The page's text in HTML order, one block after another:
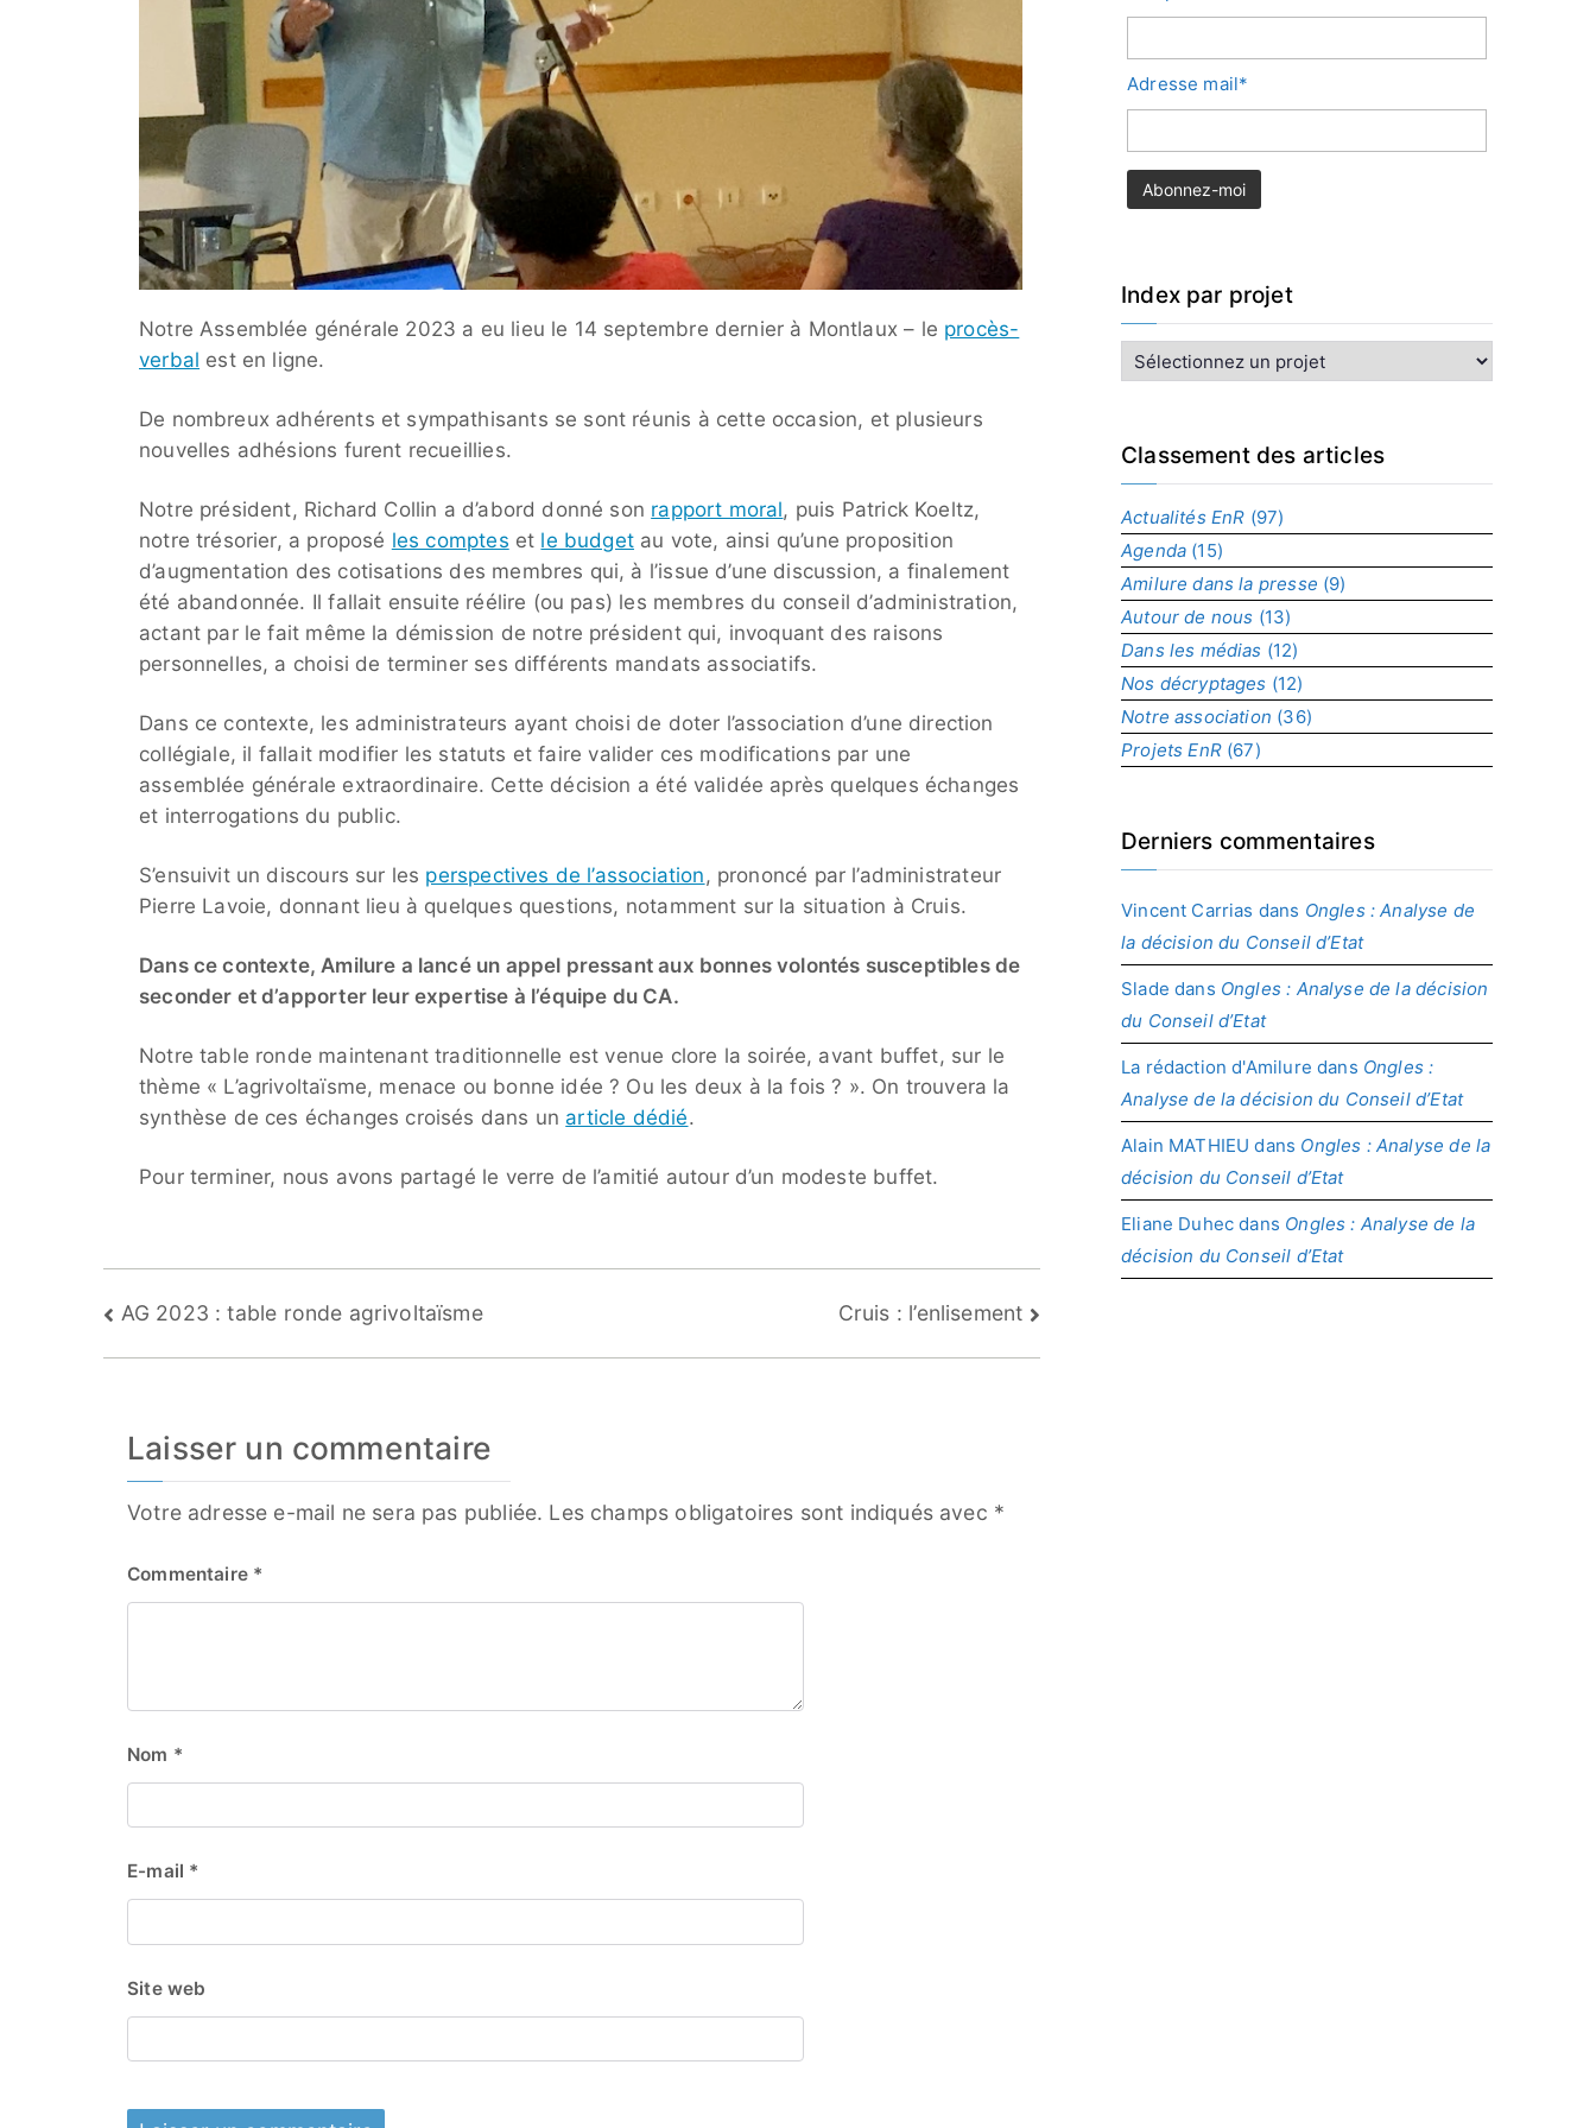
Notre Assemblée générale 2023 a eu lieu le 14 septembre dernier à Montlaux – le procès-
verbal est en ligne.
De nombreux adhérents et sympathisants se sont réunis à cette occasion, et plusieurs
nouvelles adhésions furent recueillies.
Notre président, Richard Collin a d’abord donné son rapport moral, puis Patrick Koeltz,
notre trésorier, a proposé les comptes et le budget au vote, ainsi qu’une proposition
d’augmentation des cotisations des membres qui, à l’issue d’une discussion, a finalement
été abandonnée. Il fallait ensuite réélire (ou pas) les membres du conseil d’administration,
actant par le fait même la démission de notre président qui, invoquant des raisons
personnelles, a choisi de terminer ses différents mandats associatifs.
Dans ce contexte, les administrateurs ayant choisi de doter l’association d’une direction
collégiale, il fallait modifier les statuts et faire valider ces modifications par une
assemblée générale extraordinaire. Cette décision a été validée après quelques échanges
et interrogations du public.
S’ensuivit un discours sur les perspectives de l’association, prononcé par l’administrateur
Pierre Lavoie, donnant lieu à quelques questions, notamment sur la situation à Cruis.
Dans ce contexte, Amilure a lancé un appel pressant aux bonnes volontés susceptibles de
seconder et d’apporter leur expertise à l’équipe du CA.
Notre table ronde maintenant traditionnelle est venue clore la soirée, avant buffet, sur le
thème « L’agrivoltaïsme, menace ou bonne idée ? Ou les deux à la fois ? ». On trouvera la
synthèse de ces échanges croisés dans un article dédié.
Pour terminer, nous avons partagé le verre de l’amitié autour d’un modeste buffet.
Navigation
de
AG 2023 : table ronde agrivoltaïsme Cruis : l’enlisement
Laisser un commentaire
Votre adresse e-mail ne sera pas publiée. Les champs obligatoires sont indiqués avec *
Commentaire *
Nom *
E-mail *
Site web
Adresse mail*
Index par projet
n
x
r
p
r
o
j
e
t
Classement des articles
Actualités EnR (97)
Agenda (15)
Amilure dans la presse (9)
Autour de nous (13)
Dans les médias (12)
Nos décryptages (12)
Notre association (36)
Projets EnR(67)
Derniers commentaires
Vincent Carrias dans Ongles : Analyse de
la décision du Conseil d’Etat
Slade dans Ongles : Analyse de la décision
du Conseil d’Etat
La rédaction d'Amilure dans Ongles :
Analyse de la décision du Conseil d’Etat
Alain MATHIEU dans Ongles : Analyse de la
décision du Conseil d’Etat
Eliane Duhec dans Ongles : Analyse de la
décision du Conseil d’Etat